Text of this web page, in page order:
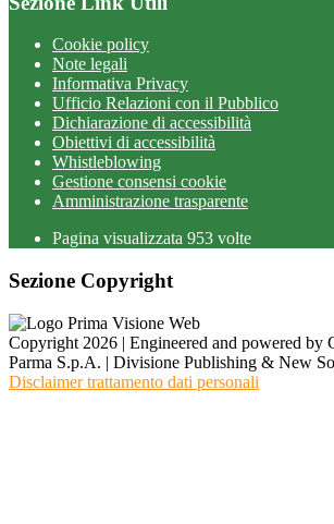
Cookie policy
Note legali
Informativa Privacy
Ufficio Relazioni con il Pubblico
Dichiarazione di accessibilità
Obiettivi di accessibilità
Whistleblowing
Gestione consensi cookie
Amministrazione trasparente
Pagina visualizzata 953 volte
Sezione Copyright
Copyright 2026 | Engineered and powered by
Parma S.p.A. | Divisione Publishing & New
Disclaimer trattamento dati personali